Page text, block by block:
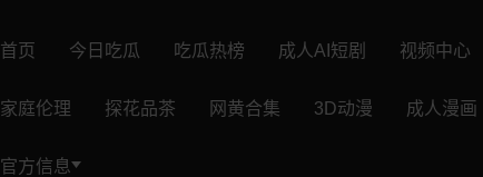
首页 今日吃瓜 吃瓜热榜 成人AI短剧 视频中心
家庭伦理 探花品茶 网黄合集 3D动漫 成人漫画
官方信息